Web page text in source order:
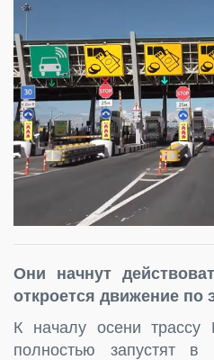
Они начнут
откроется движение по
К началу осени трассу
полностью запустят в